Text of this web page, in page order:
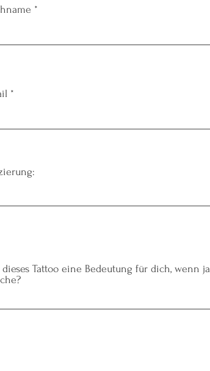
dieses Tattoo eine Bedeutung für dich, wenn ja